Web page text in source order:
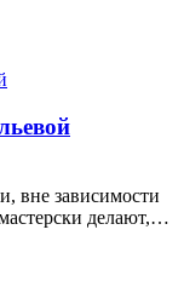
вне зависимости
делают,…